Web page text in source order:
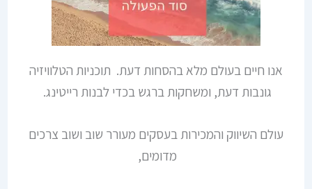
אנו חיים בעולם מלא בהסחות דעת. תוכניות הטלוויזיה
גונבות דעת, ומשחקות ברגש בכדי לבנות רייטינג.
עולם השיווק והמכירות בעסקים מעורר שוב ושוב צרכים
מדומים,